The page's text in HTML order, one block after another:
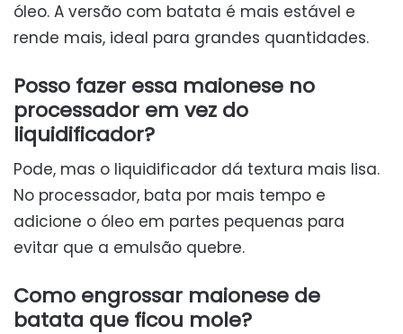
óleo. A versão com batata é mais estável e
rende mais, ideal para grandes quantidades.
Posso fazer essa maionese no
processador em vez do
liquidificador?
Pode, mas o liquidificador dá textura mais lisa.
No processador, bata por mais tempo e
adicione o óleo em partes pequenas para
evitar que a emulsão quebre.
Como engrossar maionese de
batata que ficou mole?